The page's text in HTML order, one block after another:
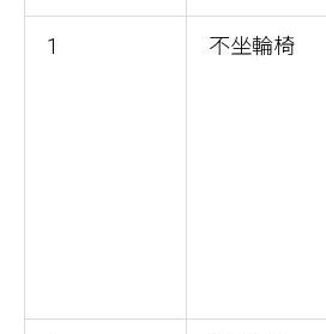
1 不坐輪椅